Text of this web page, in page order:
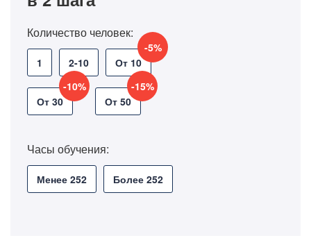
Количество человек:
1 2-10 От 10
-5%
От 30
-10%
От 50
-15%
Часы обучения:
Менее 252 Более 252